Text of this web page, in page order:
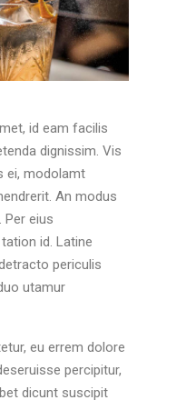
id eam facilis
dignissim. Vis
ei, modolamt
An modus
Per eius
id. Latine
periculis
utamur
eu errem dolore
percipitur,
dicunt suscipit